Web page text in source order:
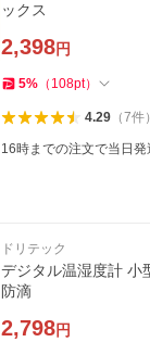
ックス
2,398円
5% （ 108pt）
4.29（7件）
16時までの注文で当日発
ドリテック
デジタル温湿度計 小
防滴
2,798円